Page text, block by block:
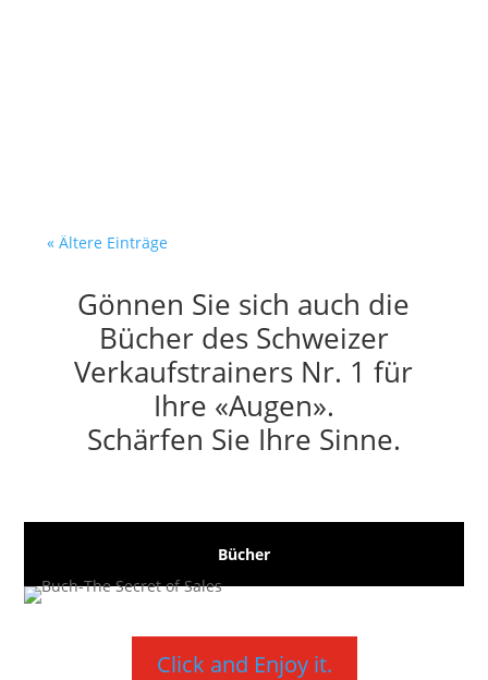
« Ältere Einträge
Gönnen Sie sich auch die
Bücher des Schweizer
Verkaufstrainers Nr. 1 für
Ihre «Augen».
Schärfen Sie Ihre Sinne.
Bücher
Click and Enjoy it.